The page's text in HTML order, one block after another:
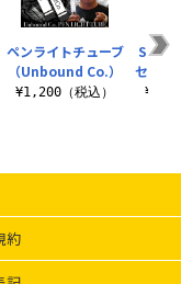
ペンライトチューブ
（Unbound Co.）
¥1,200（税込）
SHO
セット
約